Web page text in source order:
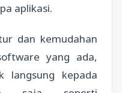
aplikasi.
dan kemudahan
yang ada,
langsung kepada